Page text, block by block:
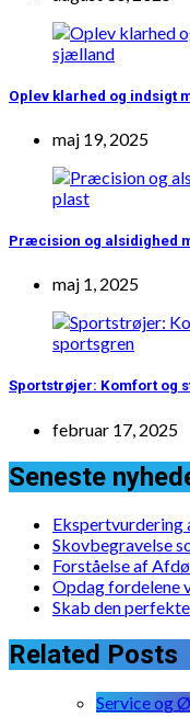
Oplev klarhed og indsigt
maj 19, 2025
Præcision og alsidighed
maj 1, 2025
Sportstrøjer: Komfort og
februar 17, 2025
Seneste
Ekspertvurdering
Skovbegravelse
Forståelse af
Opdag fordelene
Skab den
Related Posts
Service og